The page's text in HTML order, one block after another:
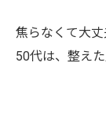
焦らなくて大丈
50代は、整えた